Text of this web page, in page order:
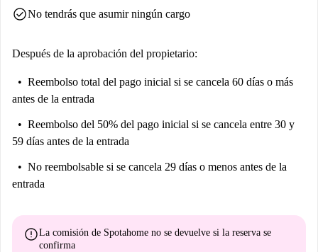
check_circleNo tendrás que asumir ningún cargo
Después de la aprobación del propietario:
Reembolso total del pago inicial si se cancela 60 días o más
antes de la entrada
Reembolso del 50% del pago inicial si se cancela entre 30 y
59 días antes de la entrada
No reembolsable si se cancela 29 días o menos antes de la
entrada
errorLa comisión de Spotahome no se devuelve si la reserva se
confirma